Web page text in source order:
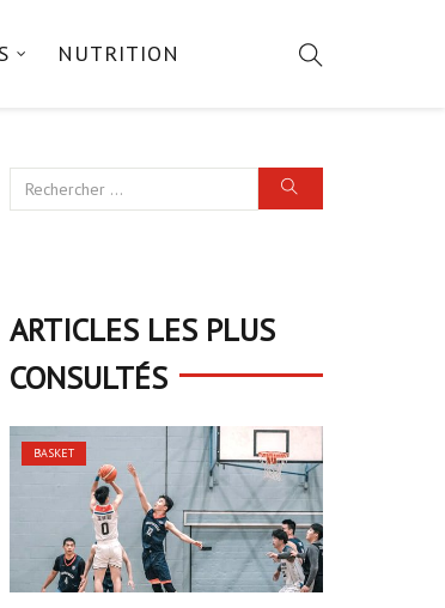
NUTRITION
ARTICLES LES PLUS
CONSULTÉS
BASKET